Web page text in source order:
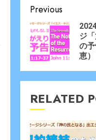
Continue
Reading
Previous
ジ
の
恵）
RELATED